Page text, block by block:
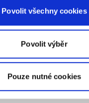
Povolit všechny cookies
Povolit výběr
Pouze nutné cookies